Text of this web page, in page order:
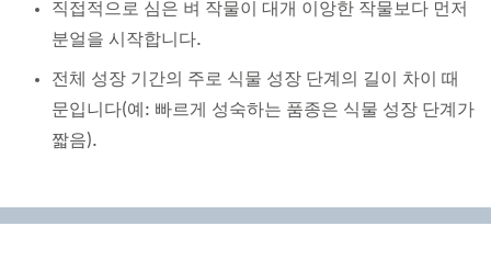
직접적으로 심은 벼 작물이 대개 이앙한 작물보다 먼저
분얼을 시작합니다.
전체 성장 기간의 주로 식물 성장 단계의 길이 차이 때
문입니다(예: 빠르게 성숙하는 품종은 식물 성장 단계가
짧음).